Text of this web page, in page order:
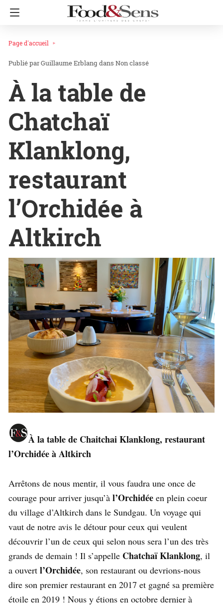
Page d'accueil
Guillaume Erblang dans Non classé
À la table de
Chatchaï
Klanklong,
restaurant
l’Orchidée à
Altkirch
À la table de Chaitchai Klanklong, restaurant
l’Orchidée à Altkirch
Arrêtons de nous mentir, il vous faudra une once de
courage pour arriver jusqu’à l’Orchidée en plein coeur
du village d’Altkirch dans le Sundgau. Un voyage qui
vaut de notre avis le détour pour ceux qui veulent
découvrir l’un de ceux qui selon nous sera l’un des très
grands de demain ! Il s’appelle Chatchaï Klanklong, il
a ouvert l’Orchidée, son restaurant ou devrions-nous
dire son premier restaurant en 2017 et gagné sa première
étoile en 2019 ! Nous y étions en octobre dernier à